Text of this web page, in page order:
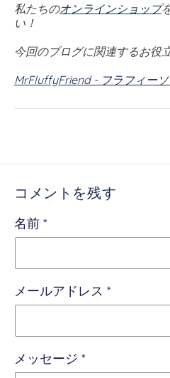
私たちのオンラインショップ
い！
今回のブログに関連するお役
MrFluffyFriend - フラフィー
コメントを残す
名前 *
メールアドレス *
メッセージ *